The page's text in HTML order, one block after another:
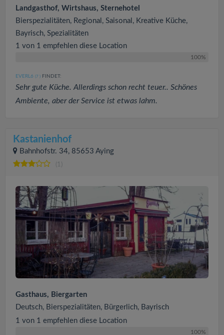
Landgasthof, Wirtshaus, Sternehotel
Bierspezialitäten, Regional, Saisonal, Kreative Küche,
Bayrisch, Spezialitäten
1 von 1 empfehlen diese Location
100%
EVERL6 (7 ) FINDET:
Sehr gute Küche. Allerdings schon recht teuer.. Schönes
Ambiente, aber der Service ist etwas lahm.
Kastanienhof
Bahnhofstr. 34, 85653 Aying
(1)
Gasthaus, Biergarten
Deutsch, Bierspezialitäten, Bürgerlich, Bayrisch
1 von 1 empfehlen diese Location
100%